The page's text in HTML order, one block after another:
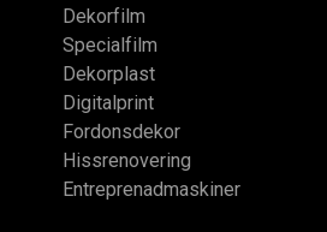
Dekorfilm
Specialfilm
Dekorplast
Digitalprint
Fordonsdekor
Hissrenovering
Entreprenadmaskiner